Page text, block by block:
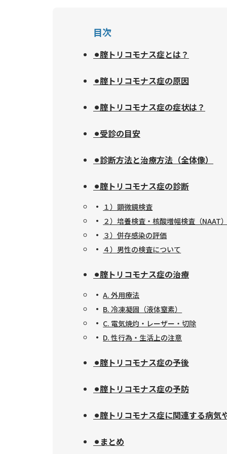
目次
⚫︎腟トリコモナス症とは？
⚫︎腟トリコモナス症の原因
⚫︎腟トリコモナス症の症状は？
⚫︎受診の目安
⚫︎診断方法と治療方法（全体像）
⚫︎腟トリコモナス症の診断
１）顕微鏡検査
２）培養検査・核酸増幅検査（NAAT
３）併存感染の評価
４）男性の検査について
⚫︎腟トリコモナス症の治療
A. 外用療法
B. 冷凍凝固（液体窒素）
C. 電気焼灼・レーザー・切除
D. 性行為・生活上の注意
⚫︎腟トリコモナス症の予後
⚫︎腟トリコモナス症の予防
⚫︎腟トリコモナス症に関連する病気
⚫︎まとめ